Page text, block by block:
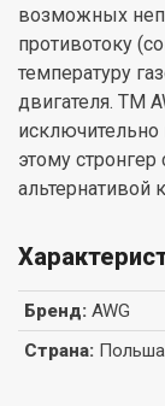
возможных
противотоку
температуру
двигателя. ТМ
исключительно
этому
альтернативой
Бренд: AWG
Страна: Польша